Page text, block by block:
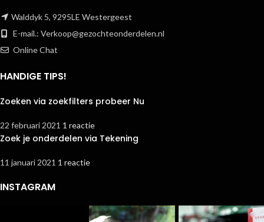
Walddyk 5, 9295LE Westergeest
E-mail.: Verkoop@gezochteonderdelen.nl
Online Chat
HANDIGE TIPS!
Zoeken via zoekfilters probeer Nu
22 februari 2021 1 reactie
Zoek je onderdelen via Tekening
11 januari 2021 1 reactie
INSTAGRAM